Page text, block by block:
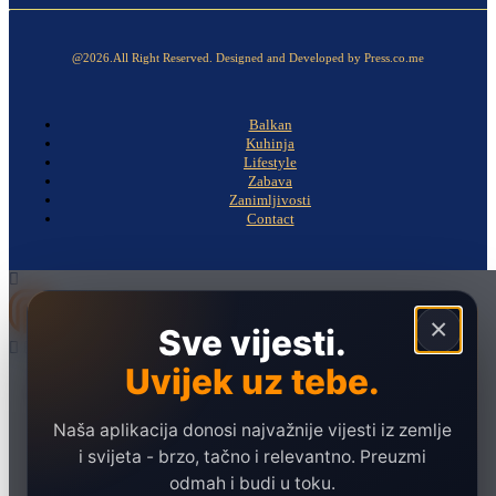
@2026.All Right Reserved. Designed and Developed by Press.co.me
Balkan
Kuhinja
Lifestyle
Zabava
Zanimljivosti
Contact
×
Sve vijesti.
Uvijek uz tebe.
Naša aplikacija donosi najvažnije vijesti iz zemlje
i svijeta - brzo, tačno i relevantno. Preuzmi
odmah i budi u toku.
Društvo